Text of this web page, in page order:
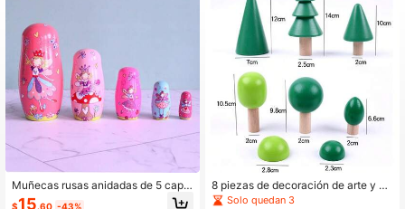
Muñecas rusas anidadas de 5 capa
s en color rosa, artesanía de mader
$15.60 -43%
8 piezas de decoración de arte y art
esanía de mini bosque de madera, a
Solo quedan 3